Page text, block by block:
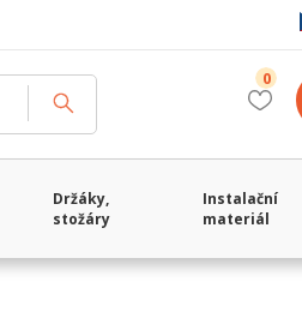
0
Držáky,
stožáry
Instalační
materiál